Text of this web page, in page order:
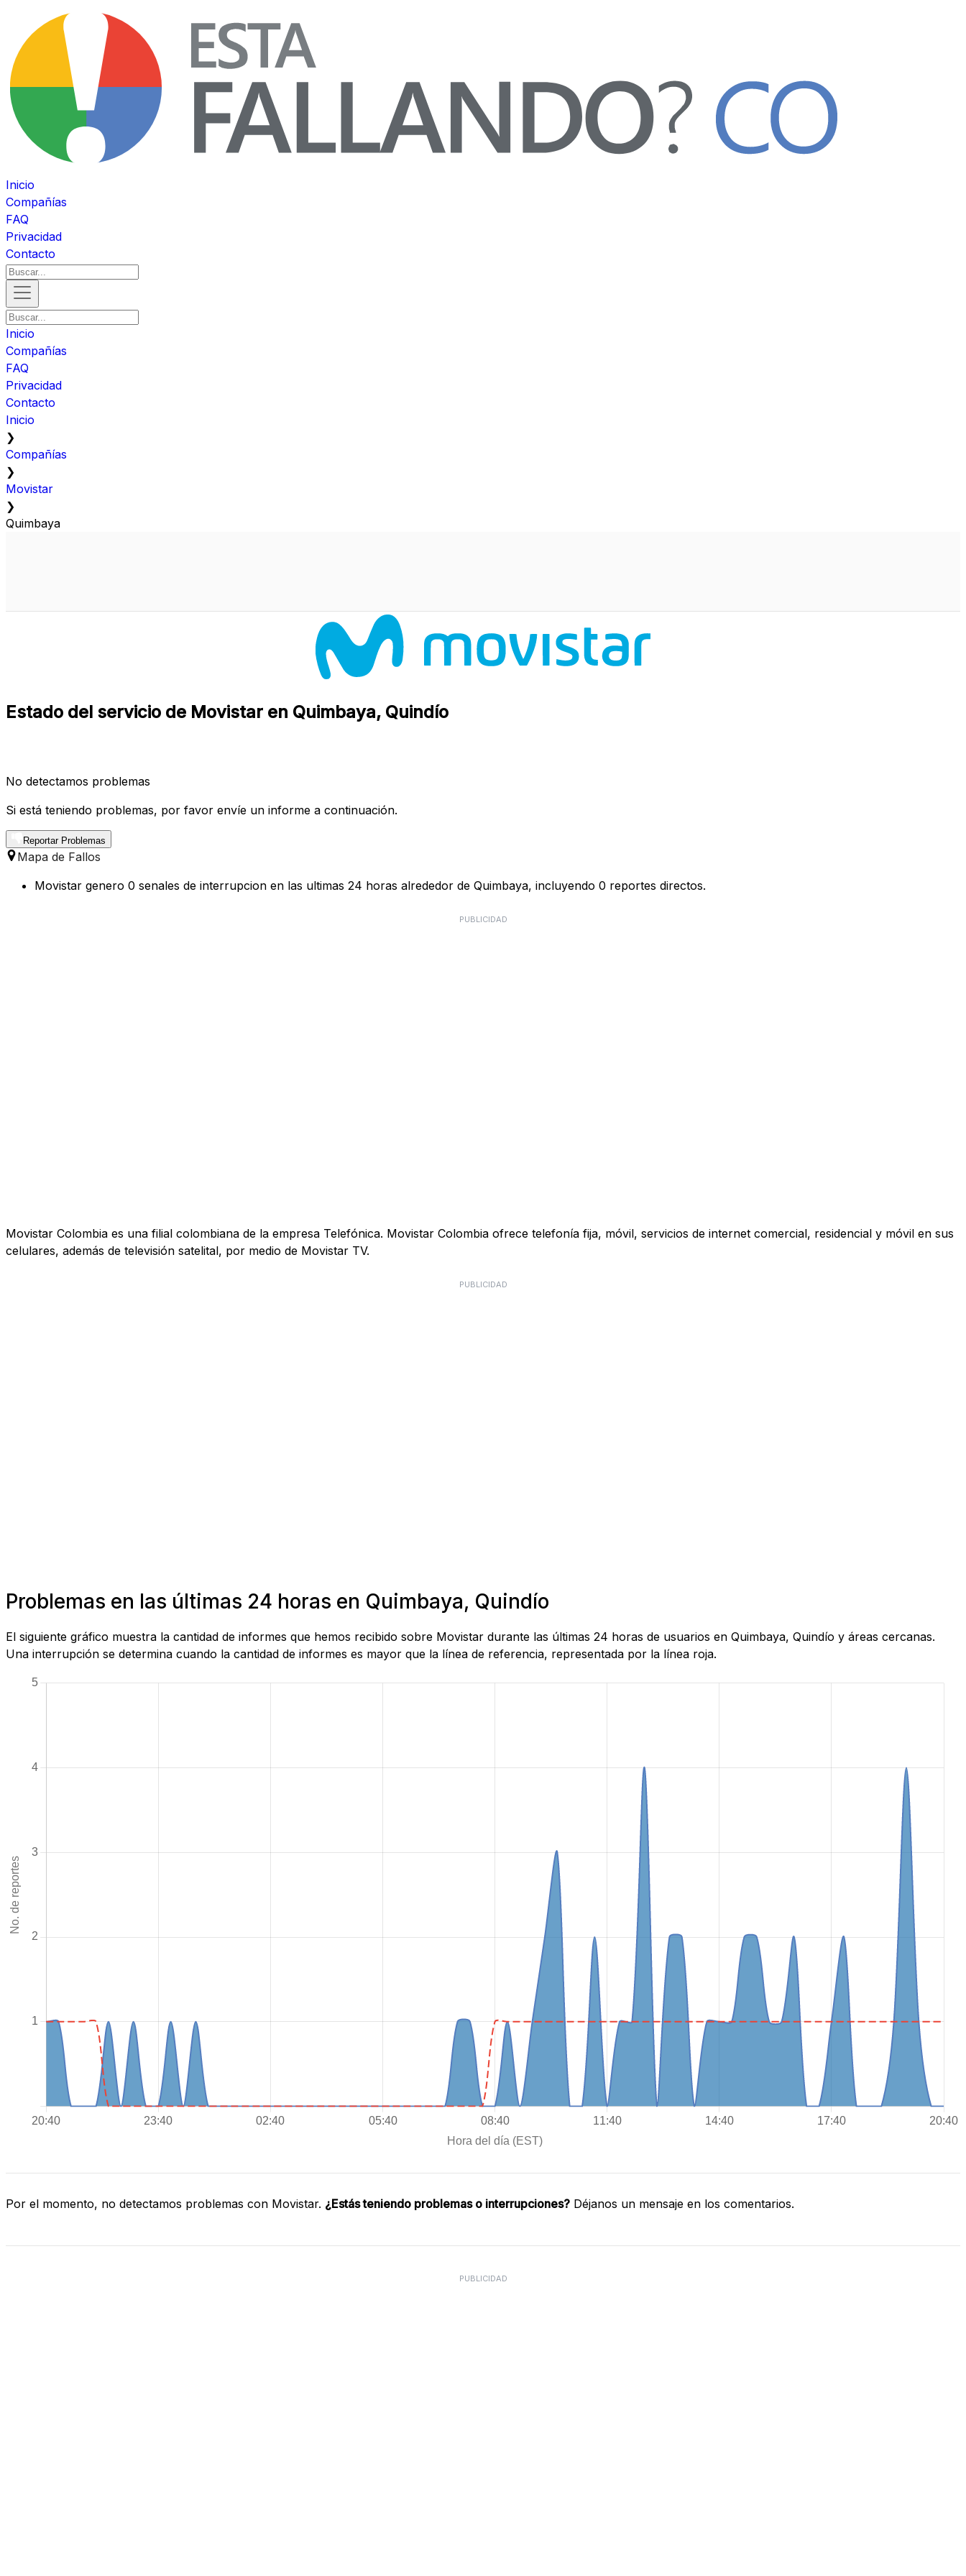
Inicio
Compañías
FAQ
Privacidad
Contacto
Inicio
Compañías
FAQ
Privacidad
Contacto
Inicio
❯
Compañías
❯
Movistar
❯
Quimbaya
Estado del servicio de Movistar en Quimbaya, Quindío
No detectamos problemas
Si está teniendo problemas, por favor envíe un informe a continuación.
Reportar Problemas
Mapa de Fallos
Movistar genero 0 senales de interrupcion en las ultimas 24 horas alrededor de Quimbaya, incluyendo 0 reportes directos.
PUBLICIDAD
Movistar Colombia es una filial colombiana de la empresa Telefónica. Movistar Colombia ofrece telefonía fija, móvil, servicios de internet comercial, residencial y móvil en sus
celulares, además de televisión satelital, por medio de Movistar TV.
PUBLICIDAD
Problemas en las últimas 24 horas en Quimbaya, Quindío
El siguiente gráfico muestra la cantidad de informes que hemos recibido sobre Movistar durante las últimas 24 horas de usuarios en Quimbaya, Quindío y áreas cercanas.
Una interrupción se determina cuando la cantidad de informes es mayor que la línea de referencia, representada por la línea roja.
Por el momento, no detectamos problemas con Movistar. ¿Estás teniendo problemas o interrupciones? Déjanos un mensaje en los comentarios.
PUBLICIDAD